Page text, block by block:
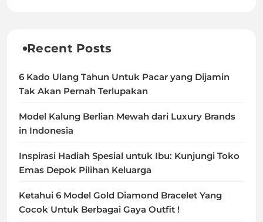
Recent Posts
6 Kado Ulang Tahun Untuk Pacar yang Dijamin
Tak Akan Pernah Terlupakan
Model Kalung Berlian Mewah dari Luxury Brands
in Indonesia
Inspirasi Hadiah Spesial untuk Ibu: Kunjungi Toko
Emas Depok Pilihan Keluarga
Ketahui 6 Model Gold Diamond Bracelet Yang
Cocok Untuk Berbagai Gaya Outfit !